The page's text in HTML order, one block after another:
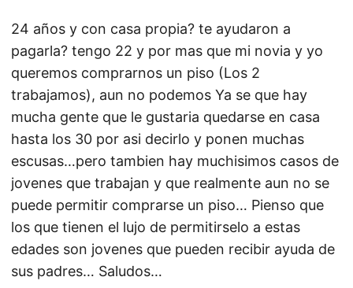
24 años y con casa propia? te ayudaron a
pagarla? tengo 22 y por mas que mi novia y yo
queremos comprarnos un piso (Los 2
trabajamos), aun no podemos Ya se que hay
mucha gente que le gustaria quedarse en casa
hasta los 30 por asi decirlo y ponen muchas
escusas…pero tambien hay muchisimos casos de
jovenes que trabajan y que realmente aun no se
puede permitir comprarse un piso… Pienso que
los que tienen el lujo de permitirselo a estas
edades son jovenes que pueden recibir ayuda de
sus padres… Saludos…